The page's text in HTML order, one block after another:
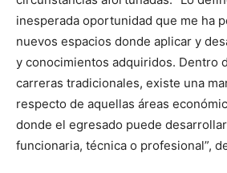
inesperada oportunidad que me ha
nuevos espacios donde aplicar y
y conocimientos adquiridos. Dentro
carreras tradicionales, existe una
respecto de aquellas áreas
donde el egresado puede
funcionaria, técnica o profesional”,